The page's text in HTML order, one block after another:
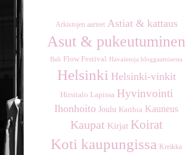
Arkistojen aarteet Astiat & kattaus
Asut & pukeutuminen
Bali Flow Festival Havaintoja bloggaamisesta
Helsinki Helsinki-vinkit
Hirsitalo Lapissa Hyvinvointi
Ihonhoito Joulu Karibia Kauneus
Kaupat Kirjat Koirat
Koti kaupungissa Kreikka